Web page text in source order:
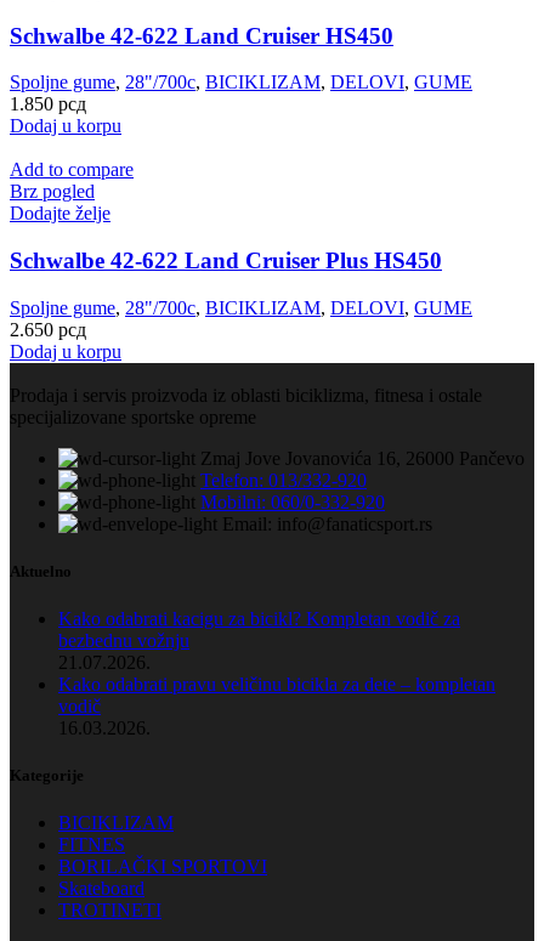
Schwalbe 42-622 Land Cruiser HS450
Spoljne gume, 28"/700c, BICIKLIZAM, DELOVI, GUME
1.850 рсд
Dodaj u korpu
Add to compare
Brz pogled
Dodajte želje
Schwalbe 42-622 Land Cruiser Plus HS450
Spoljne gume, 28"/700c, BICIKLIZAM, DELOVI, GUME
2.650 рсд
Dodaj u korpu
Prodaja i servis proizvoda iz oblasti biciklizma, fitnesa i ostale
specijalizovane sportske opreme
Zmaj Jove Jovanovića 16, 26000 Pančevo
Telefon: 013/332-920
Mobilni: 060/0-332-920
Email: info@fanaticsport.rs
Aktuelno
Kako odabrati kacigu za bicikl? Kompletan vodič za
bezbednu vožnju
21.07.2026.
Kako odabrati pravu veličinu bicikla za dete – kompletan
vodič
16.03.2026.
Kategorije
BICIKLIZAM
FITNES
BORILAČKI SPORTOVI
Skateboard
TROTINETI